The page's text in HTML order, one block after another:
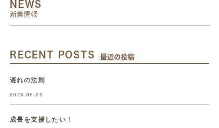
NEWS
新着情報
RECENT POSTS 最近の投稿
遅れの法則
2026.08.05
成長を支援したい！